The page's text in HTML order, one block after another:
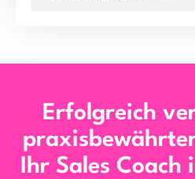
Erfolgreich
Ihr Sales Coach